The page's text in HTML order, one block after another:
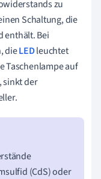
zu
Schaltung, die
enthält. Bei
dieLEDleuchtet
Taschenlampe auf
sinkt der
(CdS) oder